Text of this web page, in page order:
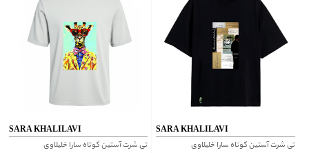
SARA KHALILAVI
تی شرت آستین کوتاه سارا خلیلاوی
SARA KHALILAVI
تی شرت آستین کوتاه سارا خلیلاوی